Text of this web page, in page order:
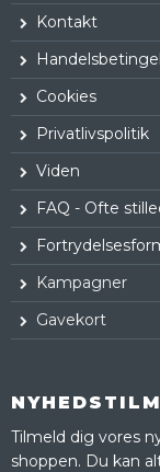
Kontakt
Cookies
Privatlivspolitik
Viden
FAQ - Ofte
Kampagner
Gavekort
Tilmeld dig vores
shoppen. Du kan